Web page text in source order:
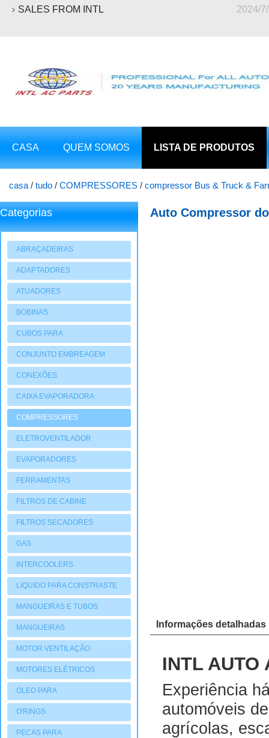
SALES FROM INTL 2024/
CASA QUEM SOMOS LISTA DE PRODUTOS
casa / tudo / COMPRESSORES / compressor Bus & Truck &
automático
Categorias
ABRAÇADEIRAS
ADAPTADORES
ATUADORES
PNEUMATIOCOS
BOBINAS
CUBOS PARA
COMPRESSORES
CONJUNTO EMBREAGEM
CONEXÕES
CAIXA EVAPORADORA
COMPRESSORES
ELETROVENTILADOR
EVAPORADORES
FERRAMENTAS
FILTROS DE CABINE
FILTROS SECADORES
GAS
INTERCOOLERS
LíQUIDO PARA CONSTRASTE
MANGUEIRAS E TUBOS
MANGUEIRAS
MOTOR VENTILAÇÃO
MOTORES ELÉTRICOS
OLEO PARA
COMPRESSORES
O'RINGS
PECAS PARA
Auto Compressor
Informações detalhadas
INTL AUTO
Experiência
automóveis
agrícolas,